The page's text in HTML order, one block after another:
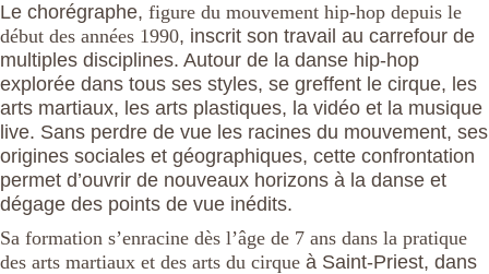
Le chorégraphe, figure du mouvement hip-hop depuis le
début des années 1990, inscrit son travail au carrefour de
multiples disciplines. Autour de la danse hip-hop
explorée dans tous ses styles, se greffent le cirque, les
arts martiaux, les arts plastiques, la vidéo et la musique
live. Sans perdre de vue les racines du mouvement, ses
origines sociales et géographiques, cette confrontation
permet d’ouvrir de nouveaux horizons à la danse et
dégage des points de vue inédits.
Sa formation s’enracine dès l’âge de 7 ans dans la pratique
des arts martiaux et des arts du cirque à Saint-Priest, dans